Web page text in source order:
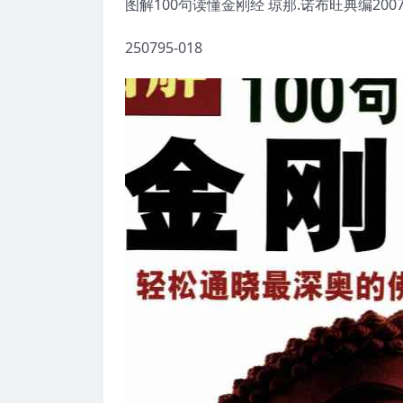
图解100句读懂金刚经 琼那.诺布旺典编
250795-018